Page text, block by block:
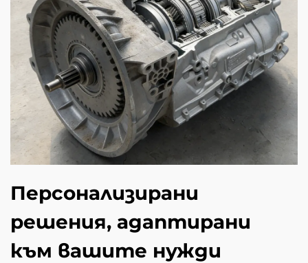
Персонализирани
решения, адаптирани
към вашите нужди